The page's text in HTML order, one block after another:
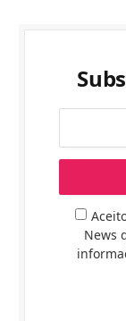
News